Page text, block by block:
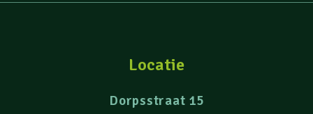
Locatie
Dorpsstraat 15